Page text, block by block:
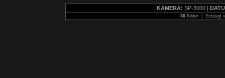
KAMERA: SP-3000 |
80 Bilder | Erzeugt